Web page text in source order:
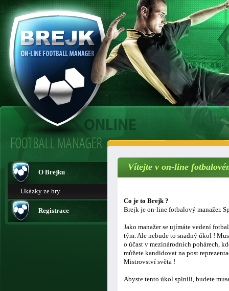
O Brejku
Ukázky ze hry
Registrace
Vítejte v on-line
Co je to Brejk ?
Brejk je on-line fotbalový manažer.
Jako manažer se ujímáte vedení
tým. Ale nebude to snadný úkol !
o účast v mezinárodních pohárech,
můžete kandidovat na post
Mistrovství světa !
Abyste tento úkol splnili, budete